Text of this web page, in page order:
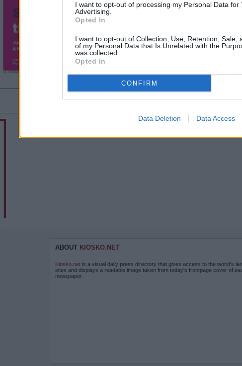
I want to opt-out of processing my Personal Data for
Advertising.
Opted In
I want to opt-out of Collection, Use, Retention, Sale,
of my Personal Data that Is Unrelated with the
was collected.
Opted In
CONFIRM
Data Deletion Data Access
ABOUT KIOSKO.NET
Kiosko.net is a visual daily press directory that gives access to the world's
sites and displays a readable image taken from today's frontpage cover of
newspaper.